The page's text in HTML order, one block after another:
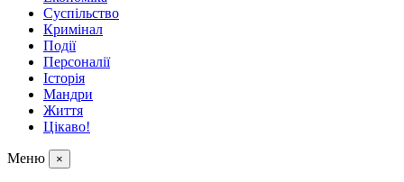
Суспільство
Кримінал
Події
Персоналії
Історія
Мандри
Життя
Цікаво!
Меню ×